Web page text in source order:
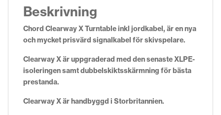
Beskrivning
Chord Clearway X Turntable inkl jordkabel, är en nya
och mycket prisvärd signalkabel för skivspelare.
Clearway X är uppgraderad med den senaste XLPE-
isoleringen samt dubbelskiktsskärmning för bästa
prestanda.
Clearway X är handbyggd i Storbritannien.